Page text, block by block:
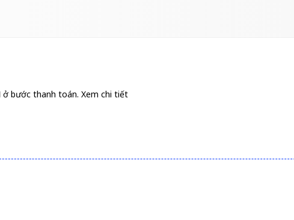
ở bước thanh toán. Xem chi tiết